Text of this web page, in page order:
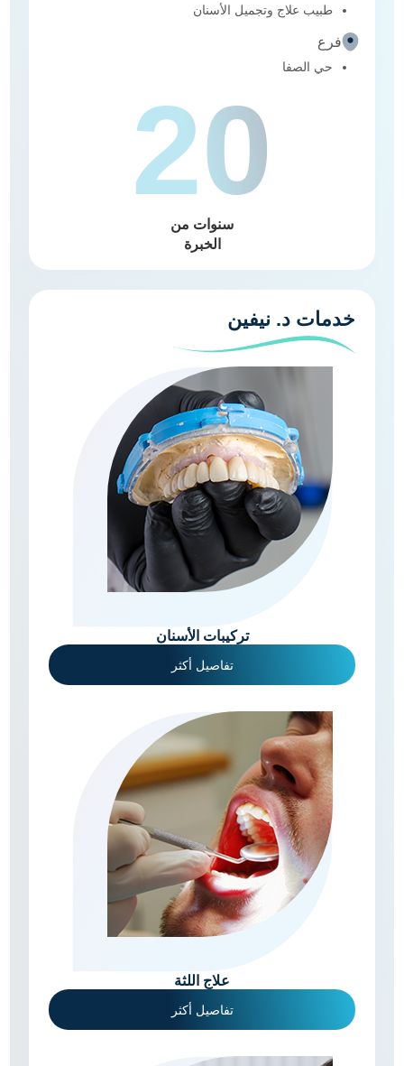
طبيب علاج وتجميل الأسنان
فرع
حي الصفا
20
سنوات من
الخبرة
خدمات د. نيفين
تركيبات الأسنان
تفاصيل أكثر
علاج اللثة
تفاصيل أكثر